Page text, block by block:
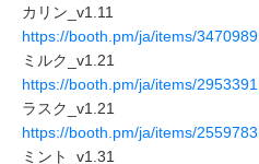
カリン_v1.11
https://booth.pm/ja/items/3470989
ミルク_v1.21
https://booth.pm/ja/items/2953391
ラスク_v1.21
https://booth.pm/ja/items/2559783
ミント_v1.31